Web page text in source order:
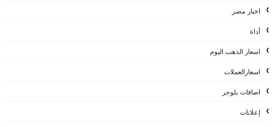
اخبار مصر
أداة
اسعار الذهب اليوم
اسعارالعملات
اضافات بلوجر
إعلانات